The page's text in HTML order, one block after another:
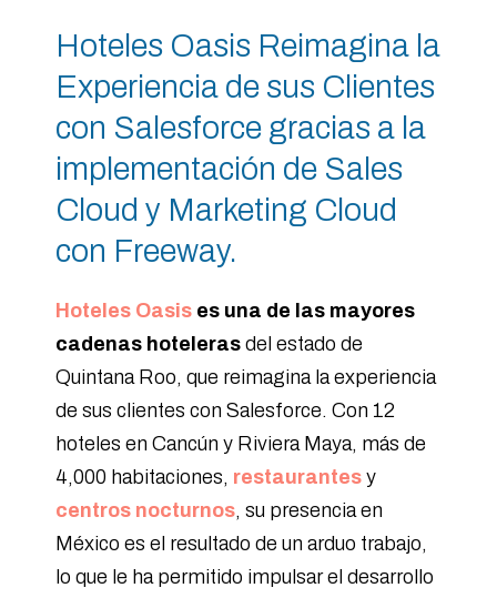
Hoteles Oasis Reimagina la
Experiencia de sus Clientes
con Salesforce gracias a la
implementación de Sales
Cloud y Marketing Cloud
con Freeway.
Hoteles Oasis es una de las mayores
cadenas hotelerasdel estado de
Quintana Roo, que reimagina la experiencia
de sus clientes con Salesforce. Con 12
hoteles en Cancún y Riviera Maya, más de
4,000 habitaciones, restaurantesy
centros nocturnos, su presencia en
México es el resultado de un arduo trabajo,
lo que le ha permitido impulsar el desarrollo